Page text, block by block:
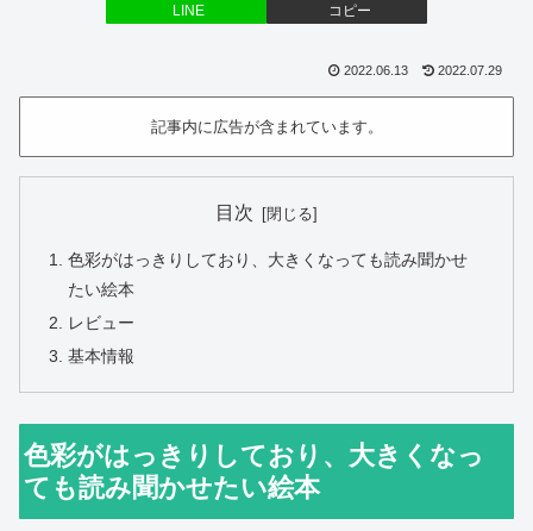
LINE コピー
2022.06.13 2022.07.29
記事内に広告が含まれています。
目次
色彩がはっきりしており、大きくなっても読み聞かせ
たい絵本
レビュー
基本情報
色彩がはっきりしており、大きくなっ
ても読み聞かせたい絵本